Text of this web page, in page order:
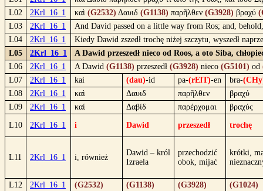
L02
2Krl_16_1 καὶ (G2532) Δαυιδ (G1138) παρῆλθεν (G3928) βραχύ
L03
2Krl_16_1
And David passed on a little way from Ros; and,
L04
2Krl_16_1
Kiedy Dawid zszedł trochę niżej szczytu, wyszedł
L05
2Krl_16_1
A Dawid przeszedł nieco od Roos, a oto Siba,
L06
2Krl_16_1 A Dawid (G1138) przeszedł (G3928) nieco (G5101) od
L07
2Krl_16_1 kai (dau)-id pa-(rElT)-en bra-
L08
2Krl_16_1 καὶ Δαυιδ παρῆλθεν
βραχύ
L09
2Krl_16_1 καί Δαβίδ παρέρχομαι βραχύς
L10 2Krl_16_1 i Dawid przeszedł trochę
L11 2Krl_16_1 i, również
Dawid – król
Izraela
przechodzić
obok, mijać
krótki,
L12 2Krl_16_1 (G2532) (G1138) (G3928) (G1024)